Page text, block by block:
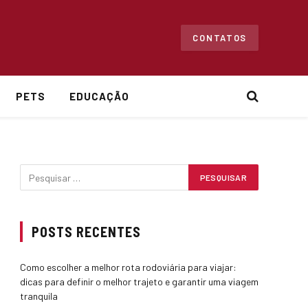
CONTATOS
PETS EDUCAÇÃO
POSTS RECENTES
Como escolher a melhor rota rodoviária para viajar:
dicas para definir o melhor trajeto e garantir uma viagem
tranquila